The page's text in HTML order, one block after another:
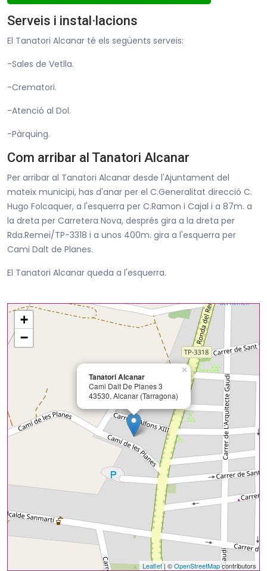
Serveis i instal·lacions
El Tanatori Alcanar té els següents serveis:
-Sales de Vetlla.
-Crematori.
-Atenció al Dol.
-Pàrquing.
Com arribar al Tanatori Alcanar
Per arribar al Tanatori Alcanar desde l'Ajuntament del
mateix municipi, has d'anar per el C.Generalitat direcció C.
Hugo Folcaquer, a l'esquerra per C.Ramon i Cajal i a 87m. a
la dreta per Carretera Nova, després gira a la dreta per
Rda.Remei/TP-3318 i a unos 400m. gira a l'esquerra per
Cami Dalt de Planes.
El Tanatori Alcanar queda a l'esquerra.
Tanatori Alcanar
Cami Dalt De Planes 3
43530, Alcanar (Tarragona)
×
+
−
Leaflet| ©OpenStreetMapcontributors